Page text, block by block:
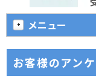
メニュー
お客様のアン